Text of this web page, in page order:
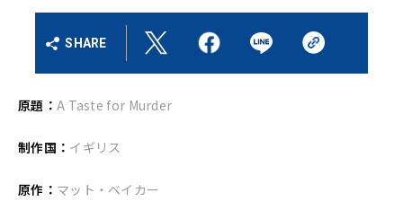
SHARE
原題： A Taste for Murder
制作国： イギリス
原作： マット・ベイカー